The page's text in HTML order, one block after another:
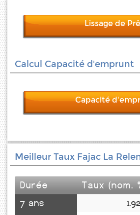
Lissage de
Calcul Capacité d'emprunt
Capacité
Meilleur Taux Fajac La
Durée
Taux (nom.
7 ans